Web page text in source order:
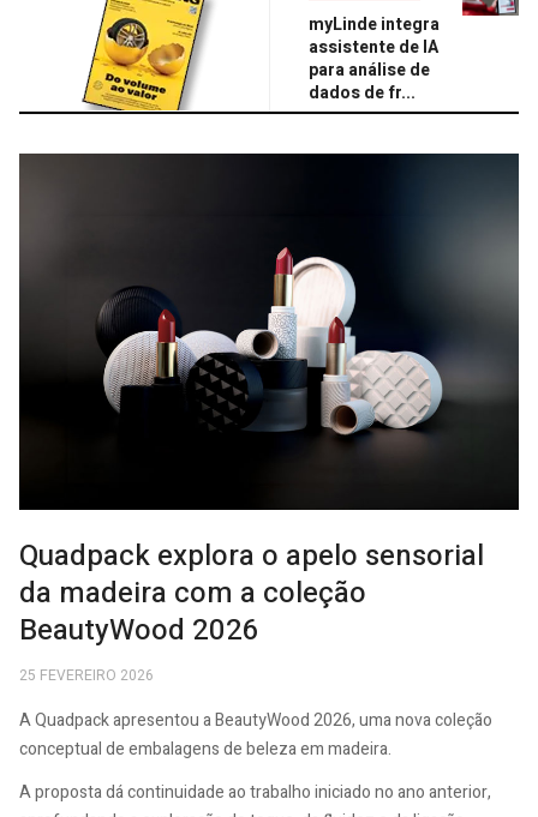
myLinde integra
assistente de IA
para análise de
dados de fr...
Quadpack explora o apelo sensorial
da madeira com a coleção
BeautyWood 2026
25 FEVEREIRO 2026
A Quadpack apresentou a BeautyWood 2026, uma nova coleção
conceptual de embalagens de beleza em madeira.
A proposta dá continuidade ao trabalho iniciado no ano anterior,